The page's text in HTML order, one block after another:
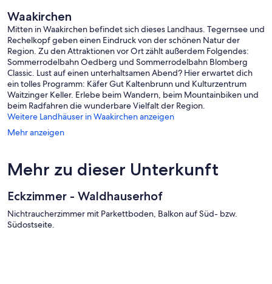
Waakirchen
Mitten in Waakirchen befindet sich dieses Landhaus. Tegernsee und
Rechelkopf geben einen Eindruck von der schönen Natur der
Region. Zu den Attraktionen vor Ort zählt außerdem Folgendes:
Sommerrodelbahn Oedberg und Sommerrodelbahn Blomberg
Classic. Lust auf einen unterhaltsamen Abend? Hier erwartet dich
ein tolles Programm: Käfer Gut Kaltenbrunn und Kulturzentrum
Waitzinger Keller. Erlebe beim Wandern, beim Mountainbiken und
beim Radfahren die wunderbare Vielfalt der Region.
Weitere Landhäuser in Waakirchen anzeigen
Mehr anzeigen
Mehr zu dieser Unterkunft
Eckzimmer - Waldhauserhof
Nichtraucherzimmer mit Parkettboden, Balkon auf Süd- bzw.
Südostseite.